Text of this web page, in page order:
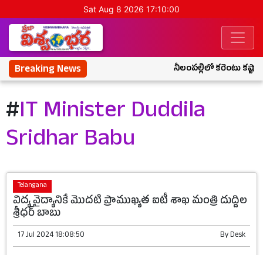
Sat Aug 8 2026 17:10:00
Breaking News నీలంపల్లిలో కరెంటు
#IT Minister Duddila
Sridhar Babu
Telangana
విద్య వైద్యానికే మొదటి ప్రాముఖ్యత ఐటీ శాఖ మంత్రి దుద్దిల
శ్రీధర్ బాబు
17 Jul 2024 18:08:50 ByDesk